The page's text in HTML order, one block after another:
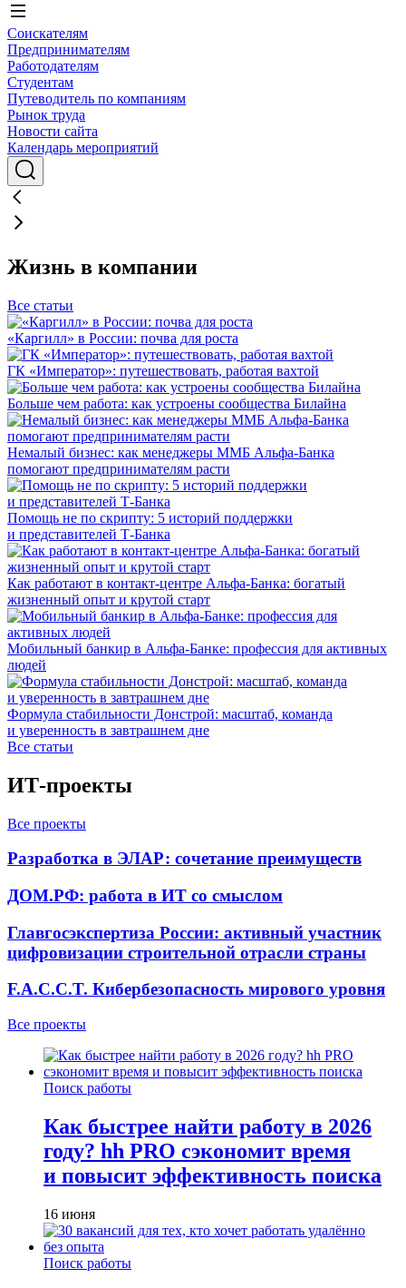
Соискателям
Предпринимателям
Работодателям
Студентам
Путеводитель по компаниям
Рынок труда
Новости сайта
Календарь мероприятий
Жизнь в компании
Все статьи
«Каргилл» в России: почва для роста
ГК «Император»: путешествовать, работая вахтой
Больше чем работа: как устроены сообщества Билайна
Немалый бизнес: как менеджеры ММБ Альфа-Банка
помогают предпринимателям расти
Помощь не по скрипту: 5 историй поддержки
и представителей Т-Банка
Как работают в контакт-центре Альфа-Банка: богатый
жизненный опыт и крутой старт
Мобильный банкир в Альфа-Банке: профессия для активных
людей
Формула стабильности Донстрой: масштаб, команда
и уверенность в завтрашнем дне
Все статьи
ИТ-проекты
Все проекты
Разработка в ЭЛАР: сочетание преимуществ
ДОМ.РФ: работа в ИТ со смыслом
Главгосэкспертиза России: активный участник
цифровизации строительной отрасли страны
F.A.C.C.T. Кибербезопасность мирового уровня
Все проекты
Поиск работы
Как быстрее найти работу в 2026
году? hh PRO сэкономит время
и повысит эффективность поиска
16 июня
Поиск работы